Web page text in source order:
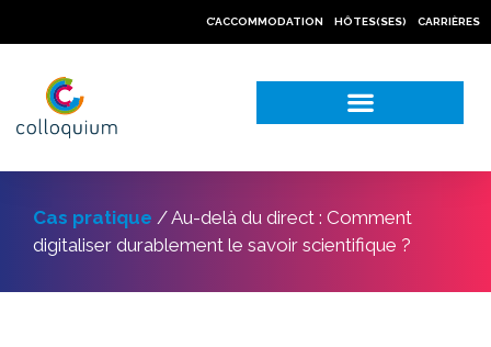
C’ACCOMMODATION HÔTES(SES) CARRIÈRES
Cas pratique /Au-delà du direct : Comment
digitaliser durablement le savoir scientifique ?